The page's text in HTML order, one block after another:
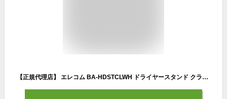
【正規代理店】 エレコム BA-HDSTCLWH ドライヤースタンド クランプ式 ドライヤーホルダー ハンズフリー スタンド 360度回転 角度・高さ調整 フレキシブルアーム 両手解放 ホワイト